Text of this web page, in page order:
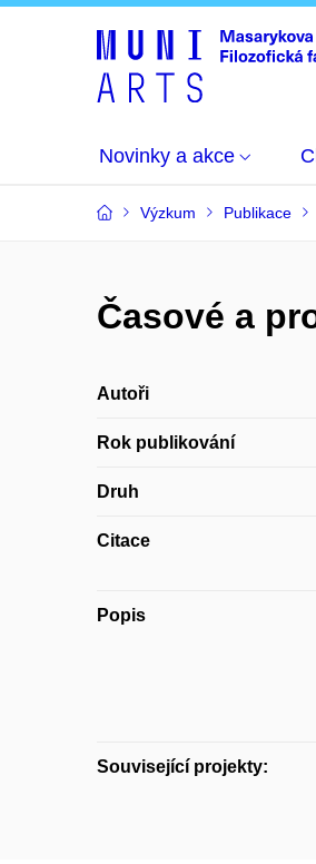
Novinky a akce
Výzkum Publikace
Časové a
Autoři
Rok publikování
Druh
Citace
Popis
Související projekty: